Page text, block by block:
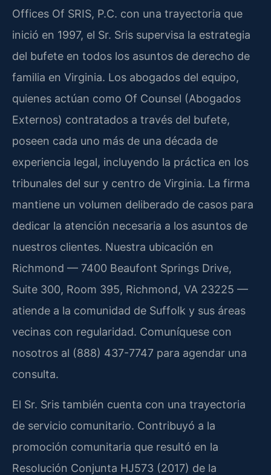
Offices Of SRIS, P.C. con una trayectoria que
inició en 1997, el Sr. Sris supervisa la estrategia
del bufete en todos los asuntos de derecho de
familia en Virginia. Los abogados del equipo,
quienes actúan como Of Counsel (Abogados
Externos) contratados a través del bufete,
poseen cada uno más de una década de
experiencia legal, incluyendo la práctica en los
tribunales del sur y centro de Virginia. La firma
mantiene un volumen deliberado de casos para
dedicar la atención necesaria a los asuntos de
nuestros clientes. Nuestra ubicación en
Richmond — 7400 Beaufont Springs Drive,
Suite 300, Room 395, Richmond, VA 23225 —
atiende a la comunidad de Suffolk y sus áreas
vecinas con regularidad. Comuníquese con
nosotros al (888) 437-7747 para agendar una
consulta.
El Sr. Sris también cuenta con una trayectoria
de servicio comunitario. Contribuyó a la
promoción comunitaria que resultó en la
Resolución Conjunta HJ573 (2017) de la